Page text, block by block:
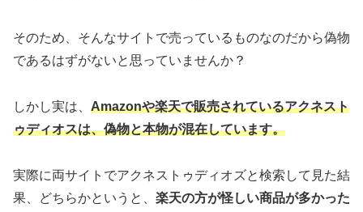
そのため、そんなサイトで売っているものなのだから偽物
であるはずがないと思っていませんか？
しかし実は、 Amazonや楽天で販売されているアクネスト
ゥディオスは、偽物と本物が混在しています。
実際に両サイトでアクネストゥディオズと検索して見た結
果、どちらかというと、 楽天の方が怪しい商品が多かった